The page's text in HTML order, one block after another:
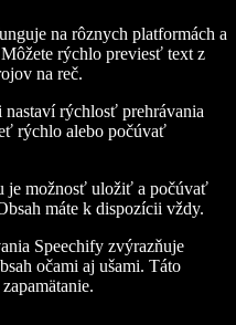
na rôznych platformách a
rýchlo previesť text z
na reč.
nastaví rýchlosť prehrávania
rýchlo alebo počúvať
je možnosť uložiť a počúvať
máte k dispozícii vždy.
Speechify zvýrazňuje
očami aj ušami. Táto